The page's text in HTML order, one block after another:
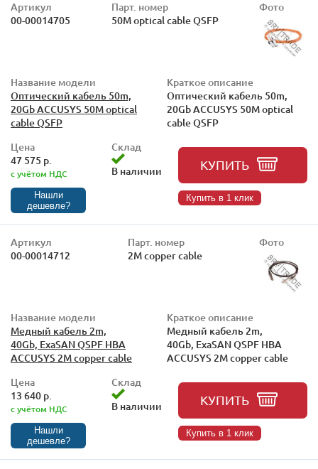
Артикул
00-00014705
Парт. номер
50M optical cable QSFP
Фото
Название модели
Оптический кабель 50m,
20Gb ACCUSYS 50M optical
cable QSFP
Краткое описание
Оптический кабель 50m,
20Gb ACCUSYS 50M optical
cable QSFP
Цена
47 575 р.
с учётом НДС
Нашли
дешевле?
Склад
В наличии
КУПИТЬ
Купить в 1 клик
Артикул
00-00014712
Парт. номер
2M copper cable
Фото
Название модели
Медный кабель 2m,
40Gb, ExaSAN QSPF HBA
ACCUSYS 2M copper cable
Краткое описание
Медный кабель 2m,
40Gb, ExaSAN QSPF HBA
ACCUSYS 2M copper cable
Цена
13 640 р.
с учётом НДС
Нашли
дешевле?
Склад
В наличии
КУПИТЬ
Купить в 1 клик